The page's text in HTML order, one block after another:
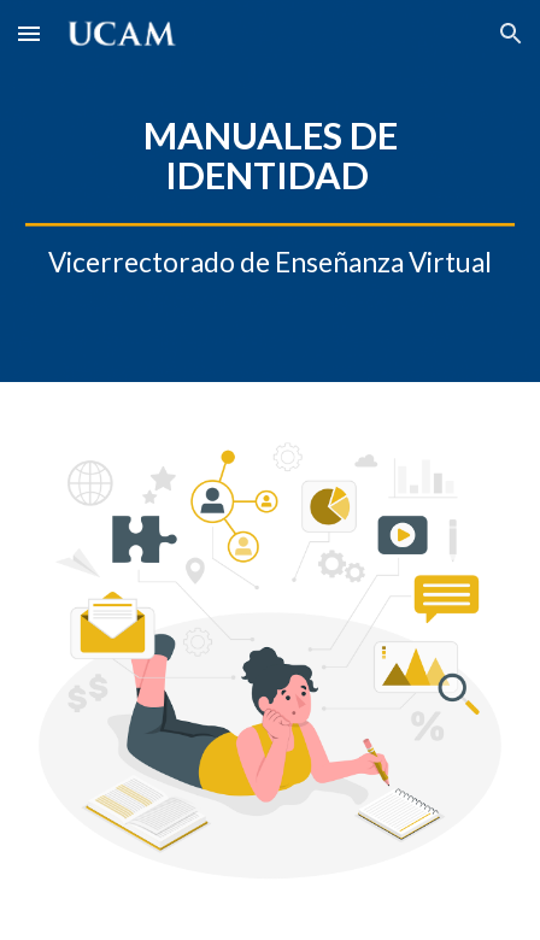
Skip to main content Skip to navigation
MANUALES DE
IDENTIDAD
Vicerrectorado de Enseñanza Virtual